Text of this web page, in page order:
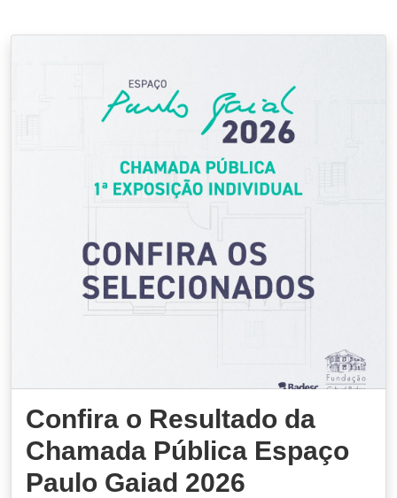
Confira o Resultado da
Chamada Pública Espaço
Paulo Gaiad 2026